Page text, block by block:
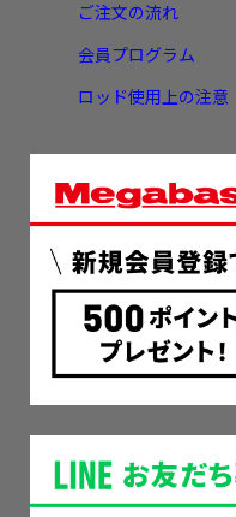
ご注文の流れ
会員プログラム
ロッド使用上の注意